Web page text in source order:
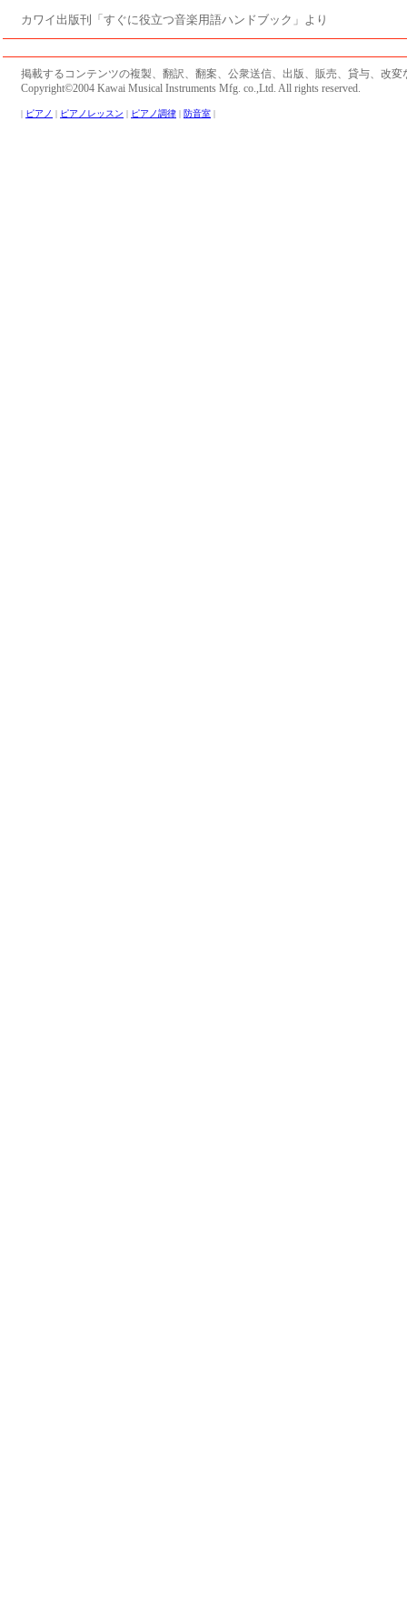
カワイ出版刊「すぐに役立つ音楽用語ハンドブック」より
掲載するコンテンツの複製、翻訳、翻案、公衆送信、出版、販売、貸与、改変
Copyright©2004 Kawai Musical Instruments Mfg. co.,Ltd. All rights reserved.
| ピアノ | ピアノレッスン | ピアノ調律 | 防音室 |